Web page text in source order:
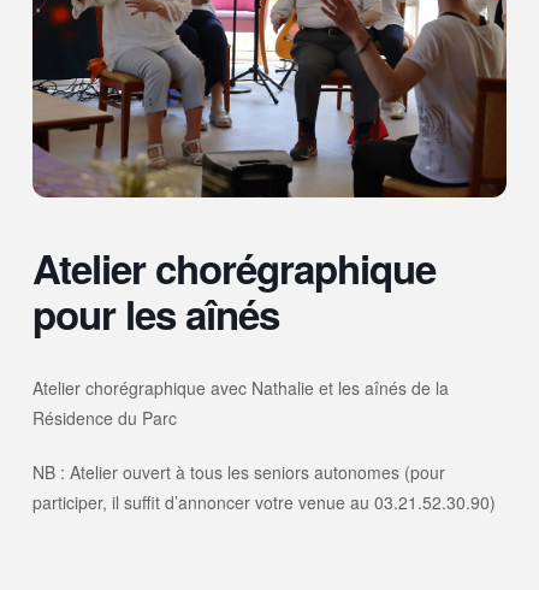
Atelier chorégraphique
pour les aînés
Atelier chorégraphique avec Nathalie et les aînés de la
Résidence du Parc
NB : Atelier ouvert à tous les seniors autonomes (pour
participer, il suffit d’annoncer votre venue au 03.21.52.30.90)